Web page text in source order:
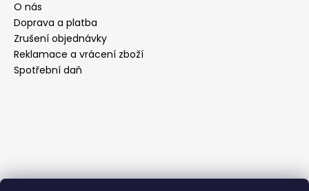
O nás
Doprava a platba
Zrušení objednávky
Reklamace a vrácení zboží
Spotřební daň